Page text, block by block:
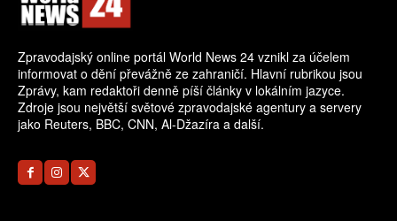
Zpravodajský online portál World News 24 vznikl za účelem
informovat o dění převážně ze zahraničí. Hlavní rubrikou jsou
Zprávy, kam redaktoři denně píší články v lokálním jazyce.
Zdroje jsou největší světové zpravodajské agentury a servery
jako Reuters, BBC, CNN, Al-Džazíra a další.